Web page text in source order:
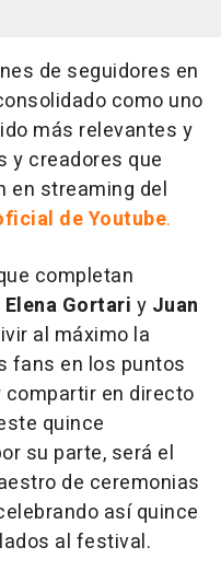
de seguidores en
como uno
más relevantes y
y creadores que
en streaming del
de Youtube.
completan
Gortari y Juan
al máximo la
fans en los puntos
en directo
quince
su parte, será el
de ceremonias
así quince
al festival.